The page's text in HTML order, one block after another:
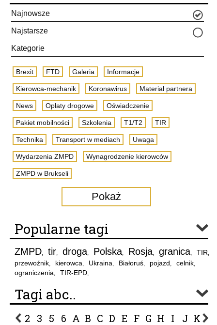
Najnowsze
Najstarsze
Kategorie
Brexit FTD Galeria Informacje
Kierowca-mechanik Koronawirus Materiał partnera
News Opłaty drogowe Oświadczenie
Pakiet mobilności Szkolenia T1/T2 TIR
Technika Transport w mediach Uwaga
Wydarzenia ZMPD Wynagrodzenie kierowców
ZMPD w Brukseli
Pokaż
Popularne tagi
ZMPD, tir, droga, Polska, Rosja, granica, TIR,
przewoźnik, kierowca, Ukraina, Białoruś, pojazd, celnik,
ograniczenia, TIR-EPD,
Tagi abc..
2 3 5 6 A B C D E F G H I J K L